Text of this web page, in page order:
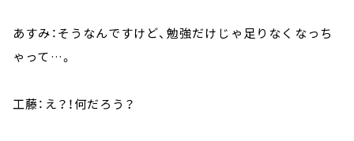
あすみ：そうなんですけど、勉強だけじゃ足りなくなっち
ゃって…。
工藤：え？！何だろう？